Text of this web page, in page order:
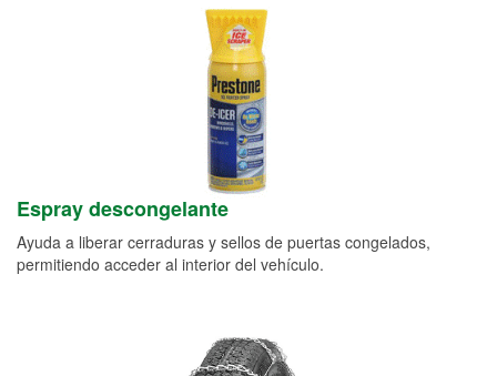
Espray descongelante
Ayuda a liberar cerraduras y sellos de puertas congelados,
permitiendo acceder al interior del vehículo.